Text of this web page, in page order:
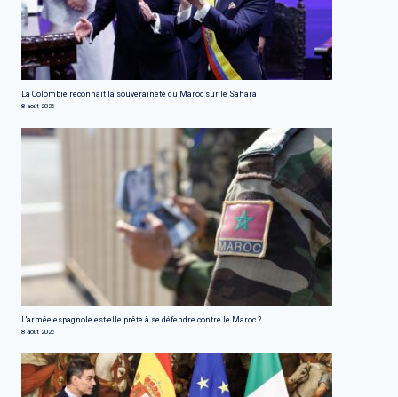
La Colombie reconnaît la souveraineté du Maroc sur le Sahara
8 août 2026
L'armée espagnole est-elle prête à se défendre contre le Maroc ?
8 août 2026